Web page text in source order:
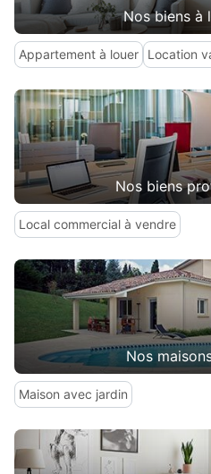
Nos biens à
Appartement à louer Location
Nos biens
Local commercial à vendre
Nos
Maison avec jardin